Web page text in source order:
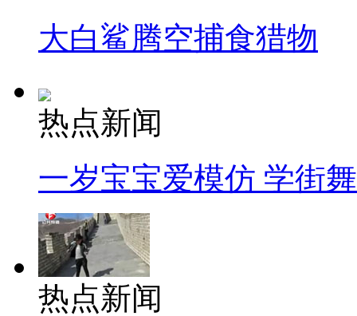
大白鲨腾空捕食猎物
热点新闻
一岁宝宝爱模仿 学街
热点新闻